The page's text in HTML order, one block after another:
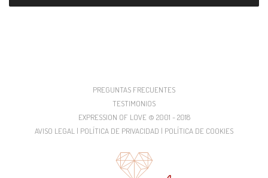
PREGUNTAS FRECUENTES
TESTIMONIOS
EXPRESSION OF LOVE © 2001 - 2018
AVISO LEGAL | POLÍTICA DE PRIVACIDAD | POLÍTICA DE COOKIES